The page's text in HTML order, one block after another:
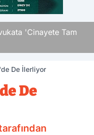
'Cinayete Tam
De İlerliyor
De